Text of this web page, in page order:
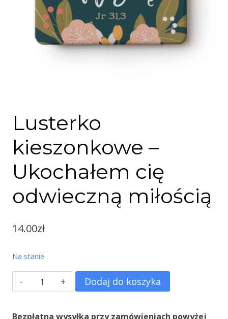
Lusterko
kieszonkowe –
Ukochałem cię
odwieczną miłością
14.00zł
Na stanie
ilość
Lusterko
kieszonkowe
Dodaj do koszyka
Bezpłatna wysyłka przy zamówieniach powyżej